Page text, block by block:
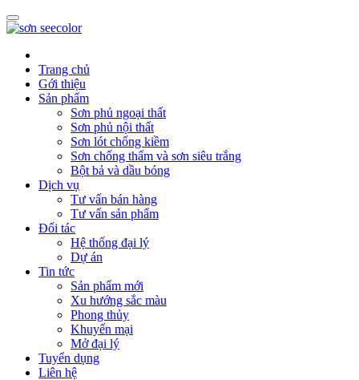
Trang chủ
Gới thiệu
Sản phẩm
Sơn phủ ngoại thất
Sơn phủ nội thất
Sơn lót chống kiềm
Sơn chống thấm và sơn siêu trắng
Bột bả và dầu bóng
Dịch vụ
Tư vấn bán hàng
Tư vấn sản phẩm
Đối tác
Hệ thống đại lý
Dự án
Tin tức
Sản phẩm mới
Xu hướng sắc màu
Phong thủy
Khuyến mại
Mở đại lý
Tuyển dụng
Liên hệ